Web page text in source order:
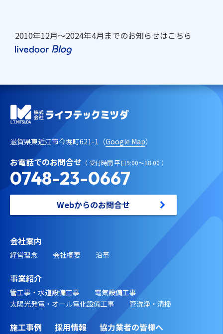
2010年12月～2024年4月までのお知らせはこちら
滋賀県東近江市今堀町621-1（Google Map）
お電話でのお問合せ （ 受付時間 平日9:00～18:00 ）
0748-23-0667
Webからのお問合せ
会社案内
経営理念 会社概要 沿革
事業紹介
管工事・水道設備工事
電気設備工事
太陽光発電・オール電化設備工事
管洗浄・清掃
施工事例 採用情報 協力業者の皆様へ